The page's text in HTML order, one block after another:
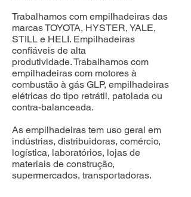
Trabalhamos com empilhadeiras das
marcas TOYOTA, HYSTER, YALE,
STILL e HELI. Empilhadeiras
confiáveis de alta
produtividade.Trabalhamos com
empilhadeiras com motores à
combustão à gás GLP, empilhadeiras
elétricas do tipo retrátil, patolada ou
contra-balanceada.
As empilhadeiras tem uso geral em
indústrias, distribuidoras, comércio,
logística, laboratórios, lojas de
materiais de construção,
supermercados, transportadoras.